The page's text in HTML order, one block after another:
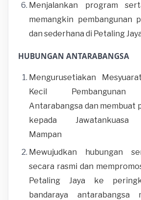
Menjalankan program
memangkin pembangunan
dan sederhana di Petaling
HUBUNGAN ANTARABANGSA
Mengurusetiakan
Kecil Pembangunan
Antarabangsa dan membuat
kepada Jawatankuasa
Mampan
Mewujudkan hubungan
secara rasmi dan
Petaling Jaya ke
bandaraya antarabangsa